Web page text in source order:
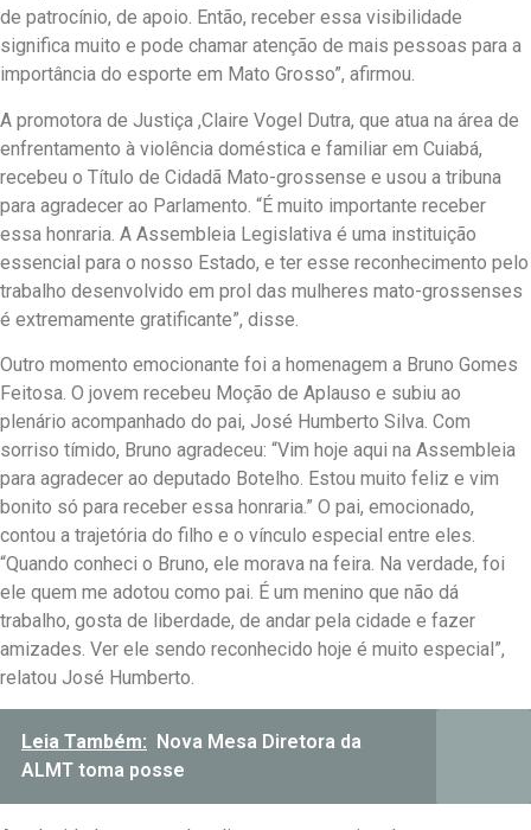
de patrocínio, de apoio. Então, receber essa visibilidade
significa muito e pode chamar atenção de mais pessoas para a
importância do esporte em Mato Grosso”, afirmou.
A promotora de Justiça ,Claire Vogel Dutra, que atua na área de
enfrentamento à violência doméstica e familiar em Cuiabá,
recebeu o Título de Cidadã Mato-grossense e usou a tribuna
para agradecer ao Parlamento. “É muito importante receber
essa honraria. A Assembleia Legislativa é uma instituição
essencial para o nosso Estado, e ter esse reconhecimento pelo
trabalho desenvolvido em prol das mulheres mato-grossenses
é extremamente gratificante”, disse.
Outro momento emocionante foi a homenagem a Bruno Gomes
Feitosa. O jovem recebeu Moção de Aplauso e subiu ao
plenário acompanhado do pai, José Humberto Silva. Com
sorriso tímido, Bruno agradeceu: “Vim hoje aqui na Assembleia
para agradecer ao deputado Botelho. Estou muito feliz e vim
bonito só para receber essa honraria.” O pai, emocionado,
contou a trajetória do filho e o vínculo especial entre eles.
“Quando conheci o Bruno, ele morava na feira. Na verdade, foi
ele quem me adotou como pai. É um menino que não dá
trabalho, gosta de liberdade, de andar pela cidade e fazer
amizades. Ver ele sendo reconhecido hoje é muito especial”,
relatou José Humberto.
Leia Também:
Nova Mesa Diretora da
ALMT toma posse